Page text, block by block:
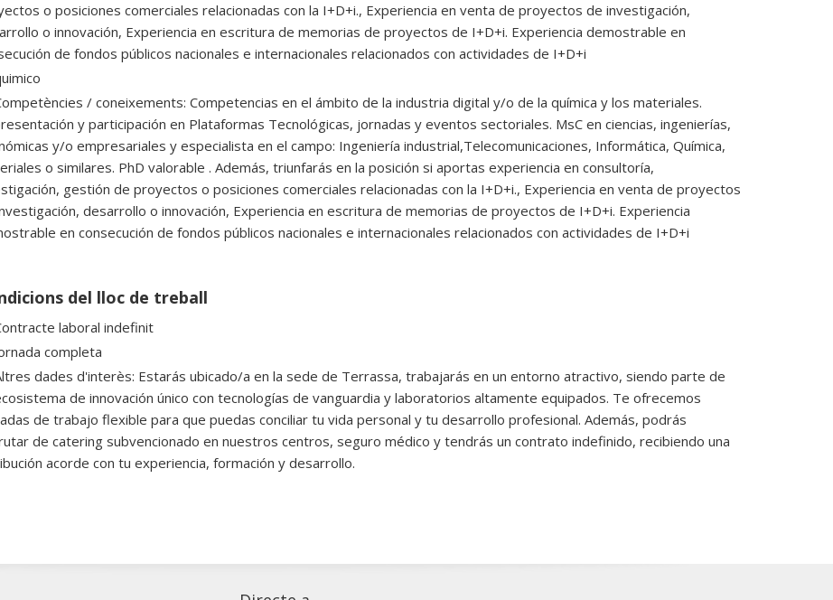
o posiciones comerciales relacionadas con la I+D+i., Experiencia en venta de proyectos de investigación,
o innovación, Experiencia en escritura de memorias de proyectos de I+D+i. Experiencia demostrable en
de fondos públicos nacionales e internacionales relacionados con actividades de I+D+i
/ coneixements: Competencias en el ámbito de la industria digital y/o de la química y los materiales.
y participación en Plataformas Tecnológicas, jornadas y eventos sectoriales. MsC en ciencias, ingenierías,
y/o empresariales y especialista en el campo: Ingeniería industrial,Telecomunicaciones, Informática, Química,
o similares. PhD valorable . Además, triunfarás en la posición si aportas experiencia en consultoría,
gestión de proyectos o posiciones comerciales relacionadas con la I+D+i., Experiencia en venta de proyectos
desarrollo o innovación, Experiencia en escritura de memorias de proyectos de I+D+i. Experiencia
en consecución de fondos públicos nacionales e internacionales relacionados con actividades de I+D+i
del lloc de treball
laboral indefinit
completa
dades d'interès: Estarás ubicado/a en la sede de Terrassa, trabajarás en un entorno atractivo, siendo parte de
de innovación único con tecnologías de vanguardia y laboratorios altamente equipados. Te ofrecemos
de trabajo flexible para que puedas conciliar tu vida personal y tu desarrollo profesional. Además, podrás
de catering subvencionado en nuestros centros, seguro médico y tendrás un contrato indefinido, recibiendo una
acorde con tu experiencia, formación y desarrollo.